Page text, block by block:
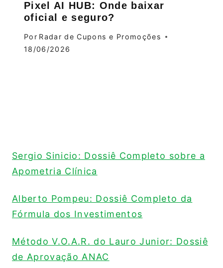
Pixel AI HUB: Onde baixar
oficial e seguro?
Por Radar de Cupons e Promoções
18/06/2026
Sergio Sinicio: Dossiê Completo sobre a
Apometria Clínica
Alberto Pompeu: Dossiê Completo da
Fórmula dos Investimentos
Método V.O.A.R. do Lauro Junior: Dossiê
de Aprovação ANAC